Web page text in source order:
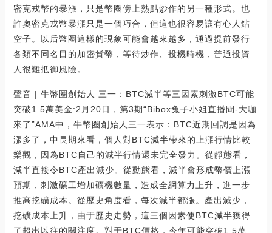
密克戎幣的暴漲，只是幣圈傍上熱點炒作的另一種形式。也
許奧密克戎幣暴漲只是一個巧合，但這也很容易讓有心人鉆
空子。以后幣圈這樣的現象可能會越來越多，通過提前發行
各類不同名目的加密貨幣，等待炒作、投機時機，普通投資
人很難抵御風險。
聲音 | 牛幣圈創始人 三一：BTC減半等三因素刺激BTC可能
突破1.5萬美金:2月20日，第3期“Bibox兔子小姐直播間-大咖
來了”AMA中，牛幣圈創始人三一表示：BTC近期回調是因為
漲多了，中長期來看，個人對BTC減半帶來的上漲行情比較
樂觀，因為BTC自己的減半行情還未完全發力。從靜態看，
減半直接令BTC產出減少。從動態看，減半會形成幣價上漲
預期，刺激礦工增加礦機數量，造成全網算力上升，進一步
推高挖礦成本。從歷史角度看，每次減半都漲。產出減少，
挖礦成本上升，由于歷史走勢，這三個因素使BTC減半獲得
了超出以往的關注度。對于BTC價格，今年可能突破1.5萬